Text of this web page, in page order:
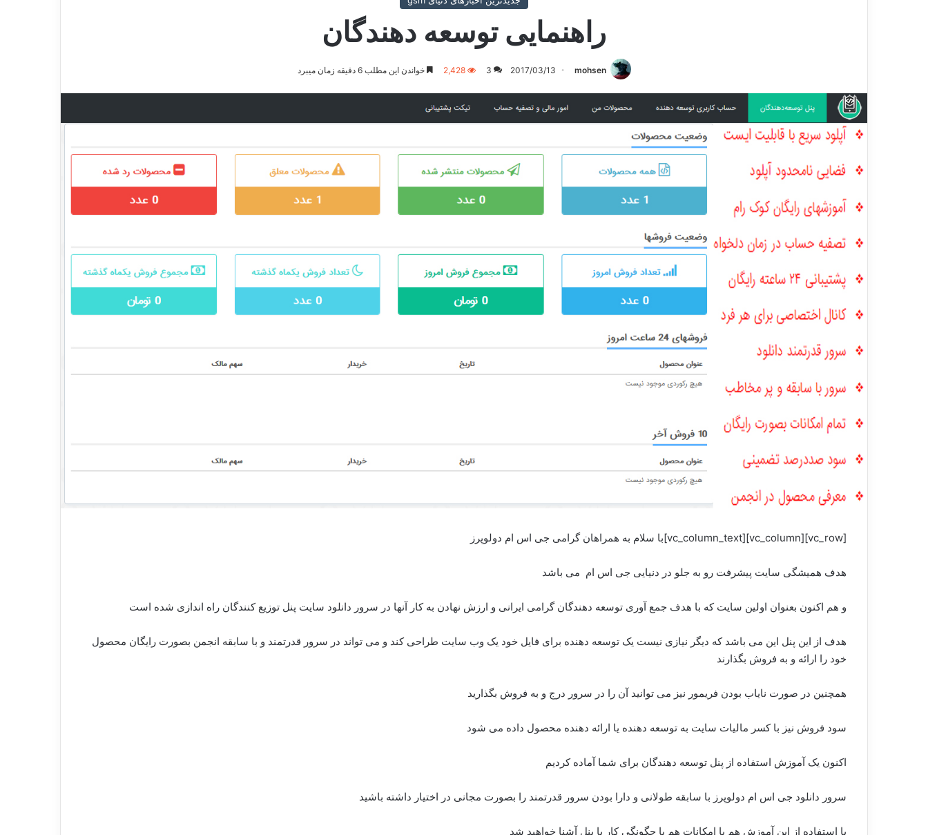
راهنمایی توسعه دهندگان
mohsen
2017/03/13
3
2,428 خواندن این مطلب 6 دقیقه زمان میبرد
[vc_row][vc_column][vc_column_text]با سلام به همراهان گرامی جی اس ام دولوپرز
هدف همیشگی سایت پیشرفت رو به جلو در دنیایی جی اس ام می باشد
و هم اکنون بعنوان اولین سایت که با هدف جمع آوری توسعه دهندگان گرامی ایرانی و ارزش نهادن به کار آنها در سرور دانلود سایت پنل توزیع کنندگان راه اندازی شده است
هدف از این پنل این می باشد که دیگر نیازی نیست یک توسعه دهنده برای فایل خود یک وب سایت طراحی کند و می تواند در سرور قدرتمند و با سابقه انجمن بصورت رایگان محصول
خود را ارائه و به فروش بگذارند
همچنین در صورت نایاب بودن فریمور نیز می توانید آن را در سرور درج و به فروش بگذارید
سود فروش نیز با کسر مالیات سایت به توسعه دهنده یا ارائه دهنده محصول داده می شود
اکنون یک آموزش استفاده از پنل توسعه دهندگان برای شما آماده کردیم
سرور دانلود جی اس ام دولوپرز با سابقه طولانی و دارا بودن سرور قدرتمند را بصورت مجانی در اختیار داشته باشید
با استفاده از این آموزش هم با امکانات هم با چگونگی کار با پنل آشنا خواهید شد